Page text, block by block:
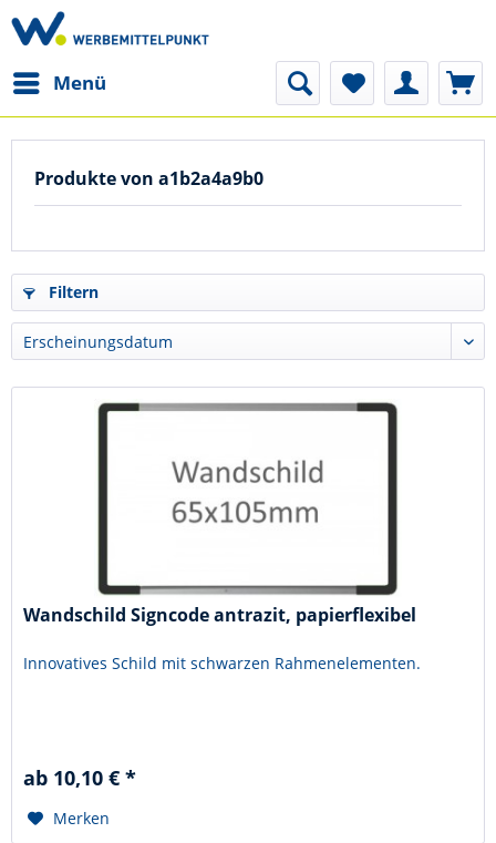
Menü
Produkte von a1b2a4a9b0
Filtern
Wandschild Signcode antrazit, papierflexibel
Innovatives Schild mit schwarzen Rahmenelementen.
ab 10,10 € *
Merken